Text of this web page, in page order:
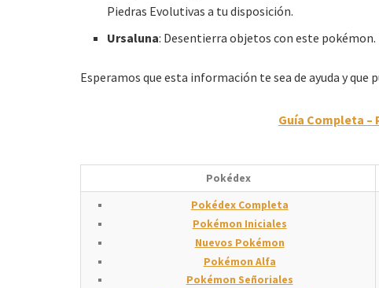
Piedras Evolutivas a tu disposición.
Ursaluna: Desentierra objetos con este pokémon.
Esperamos que esta información te sea de ayuda y
Guía Completa –
Pokédex
Pokédex Completa
Pokémon Iniciales
Nuevos Pokémon
Pokémon Alfa
Pokémon Señoriales